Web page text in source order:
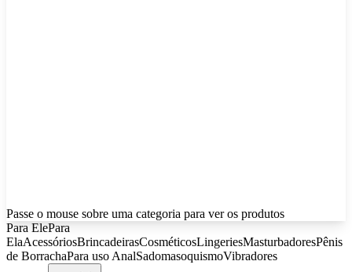
Passe o mouse sobre uma categoria para ver os produtos
Para ElePara
ElaAcessóriosBrincadeirasCosméticosLingeriesMasturbadoresPênis
de BorrachaPara uso AnalSadomasoquismoVibradores